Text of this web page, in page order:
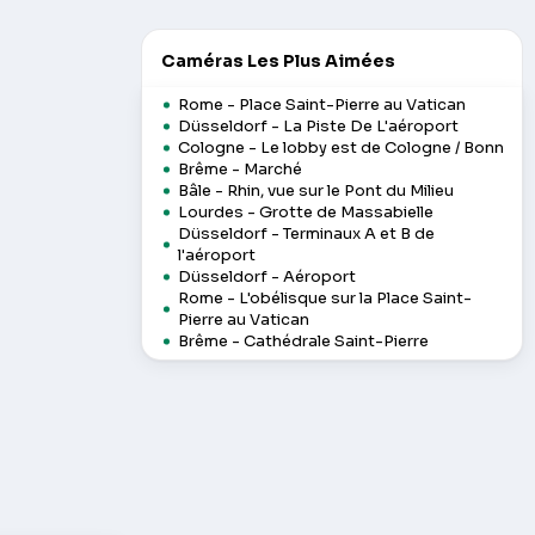
Caméras Les Plus Aimées
Rome - Place Saint-Pierre au Vatican
Düsseldorf - La Piste De L'aéroport
Cologne - Le lobby est de Cologne / Bonn
Brême - Marché
Bâle - Rhin, vue sur le Pont du Milieu
Lourdes - Grotte de Massabielle
Düsseldorf - Terminaux A et B de
l'aéroport
Düsseldorf - Aéroport
Rome - L'obélisque sur la Place Saint-
Pierre au Vatican
Brême - Cathédrale Saint-Pierre